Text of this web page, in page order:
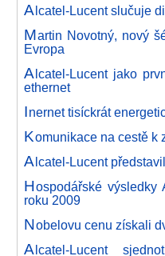
Alcatel-Lucent slučuje
Martin Novotný, nový
Evropa
Alcatel-Lucent jako
ethernet
Inernet tisíckrát
Komunikace na cestě k
Alcatel-Lucent
Hospodářské výsledky
roku 2009
Nobelovu cenu získali
Alcatel-Lucent